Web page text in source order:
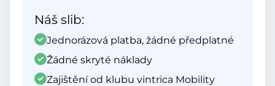
Náš slib:
Jednorázová platba, žádné předplatné
Žádné skryté náklady
Zajištění od klubu vintrica Mobility